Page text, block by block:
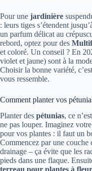
Pour une jardinière
: leurs tiges s’étendent
un parfum délicat au
rebord, optez pour des
et coloré. Un conseil ? En
violet et jaune) sont à la
Choisir la bonne variété,
vous ressemble.
Comment planter vos
Planter des pétunias, ce
ne pas louper. Imaginez votre
pour vos plantes : il faut un
Commencez par une couche
drainage – ça évite que les
pieds dans une flaque.